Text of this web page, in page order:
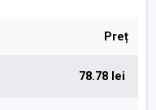
Preț
78.78 lei